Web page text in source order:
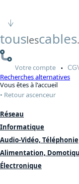
touslescables
Votrecompte
Recherches alternatives
Vous êtes à l'accueil
Retour ascenceur
Réseau
Informatique
Audio-Vidéo, Téléphonie
Alimentation,
Électronique